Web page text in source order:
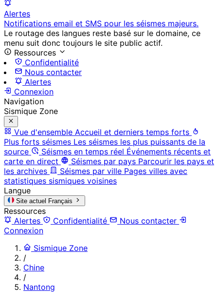
Alertes
Notifications email et SMS pour les séismes majeurs.
Le routage des langues reste basé sur le domaine, ce
menu suit donc toujours le site public actif.
Ressources
Confidentialité
Nous contacter
Alertes
Connexion
Navigation
Sismique Zone
Vue d'ensemble Accueil et derniers temps forts
Plus forts séismes Les séismes les plus puissants de la
source
Séismes en temps réel Événements récents et
carte en direct
Séismes par pays Parcourir les pays et
les archives
Séismes par ville Pages villes avec
statistiques sismiques voisines
Langue
Site actuel Français
Ressources
Alertes
Confidentialité
Nous contacter
Connexion
Sismique Zone
/
Chine
/
Nantong